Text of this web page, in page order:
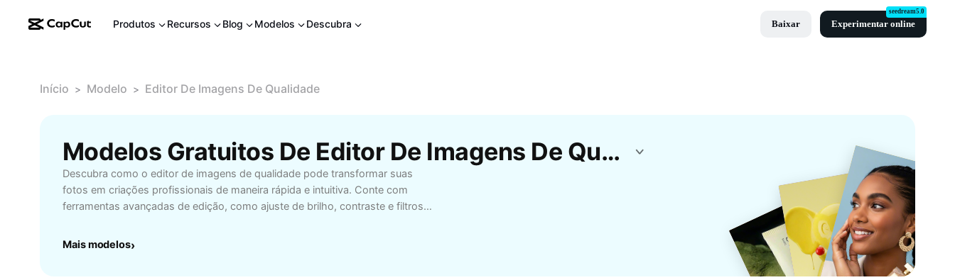
Produtos Recursos Blog Modelos Descubra Baixar Experimentar online
seedream5.0
Início > Modelo > Editor De Imagens De Qualidade
Modelos Gratuitos De Editor De Imagens De Qualidade Da CapCut
Descubra como o editor de imagens de qualidade pode transformar suas
fotos em criações profissionais de maneira rápida e intuitiva. Conte com
ferramentas avançadas de edição, como ajuste de brilho, contraste e filtros
fotógrafos, designers e quem deseja valorizar sua presença online, o editor
Mais modelos›